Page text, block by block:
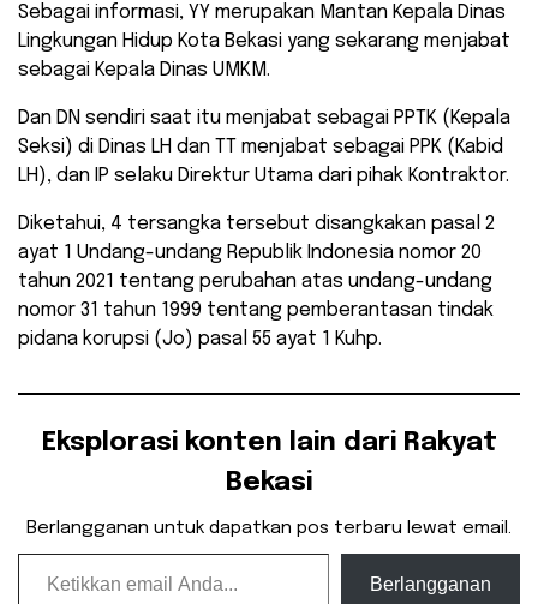
Sebagai informasi, YY merupakan Mantan Kepala Dinas
Lingkungan Hidup Kota Bekasi yang sekarang menjabat
sebagai Kepala Dinas UMKM.
Dan DN sendiri saat itu menjabat sebagai PPTK (Kepala
Seksi) di Dinas LH dan TT menjabat sebagai PPK (Kabid
LH), dan IP selaku Direktur Utama dari pihak Kontraktor.
Diketahui, 4 tersangka tersebut disangkakan pasal 2
ayat 1 Undang-undang Republik Indonesia nomor 20
tahun 2021 tentang perubahan atas undang-undang
nomor 31 tahun 1999 tentang pemberantasan tindak
pidana korupsi (Jo) pasal 55 ayat 1 Kuhp.
Eksplorasi konten lain dari Rakyat
Bekasi
Berlangganan untuk dapatkan pos terbaru lewat email.
Ketikkan email Anda...
Berlangganan